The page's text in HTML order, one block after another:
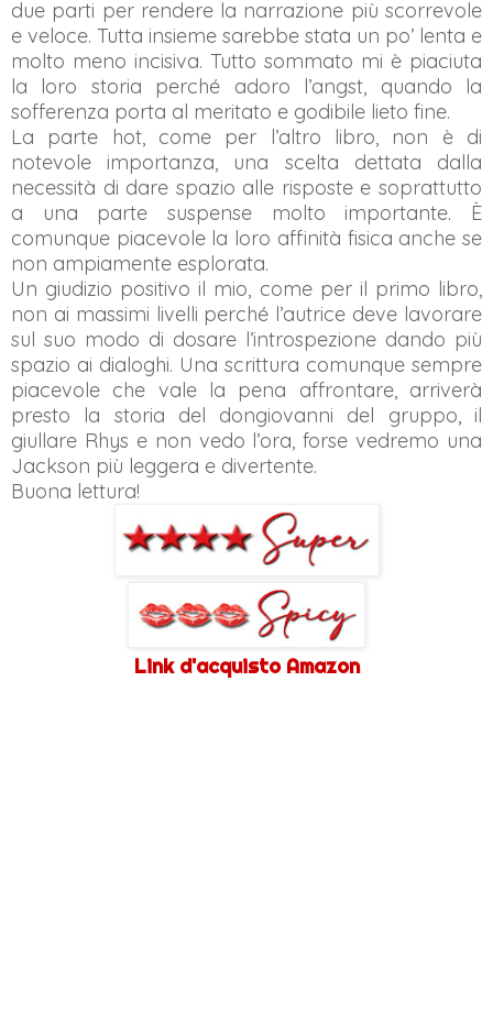
due parti per rendere la narrazione più scorrevole
e veloce. Tutta insieme sarebbe stata un po’ lenta e
molto meno incisiva. Tutto sommato mi è piaciuta
la loro storia perché adoro l’angst, quando la
sofferenza porta al meritato e godibile lieto fine.
La parte hot, come per l’altro libro, non è di
notevole importanza, una scelta dettata dalla
necessità di dare spazio alle risposte e soprattutto
a una parte suspense molto importante. È
comunque piacevole la loro affinità fisica anche se
non ampiamente esplorata.
Un giudizio positivo il mio, come per il primo libro,
non ai massimi livelli perché l’autrice deve lavorare
sul suo modo di dosare l’introspezione dando più
spazio ai dialoghi. Una scrittura comunque sempre
piacevole che vale la pena affrontare, arriverà
presto la storia del dongiovanni del gruppo, il
giullare Rhys e non vedo l’ora, forse vedremo una
Jackson più leggera e divertente.
Buona lettura!
Link d'acquisto Amazon